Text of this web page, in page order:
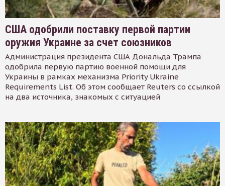
США одобрили поставку первой партии
оружия Украине за счет союзников
Администрация президента США Дональда Трампа
одобрила первую партию военной помощи для
Украины в рамках механизма Priority Ukraine
Requirements List. Об этом сообщает Reuters со ссылкой
на два источника, знакомых с ситуацией